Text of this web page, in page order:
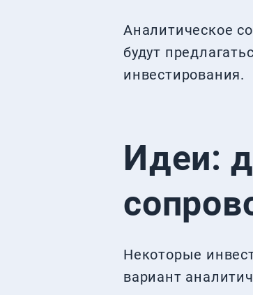
Аналитическое
будут
инвестирования.
Идеи:
Некоторые
вариант